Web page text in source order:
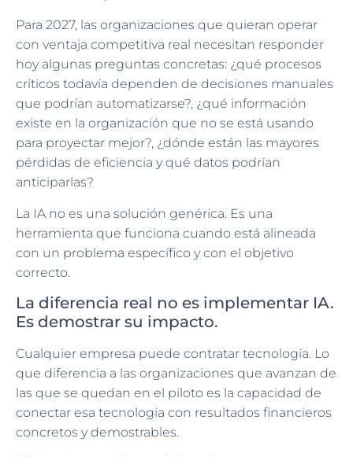
Para 2027, las organizaciones que quieran operar
con ventaja competitiva real necesitan responder
hoy algunas preguntas concretas: ¿qué procesos
críticos todavía dependen de decisiones manuales
que podrían automatizarse?, ¿qué información
existe en la organización que no se está usando
para proyectar mejor?, ¿dónde están las mayores
pérdidas de eficiencia y qué datos podrían
anticiparlas?
La IA no es una solución genérica. Es una
herramienta que funciona cuando está alineada
con un problema específico y con el objetivo
correcto.
La diferencia real no es implementar IA.
Es demostrar su impacto.
Cualquier empresa puede contratar tecnología. Lo
que diferencia a las organizaciones que avanzan de
las que se quedan en el piloto es la capacidad de
conectar esa tecnología con resultados financieros
concretos y demostrables.